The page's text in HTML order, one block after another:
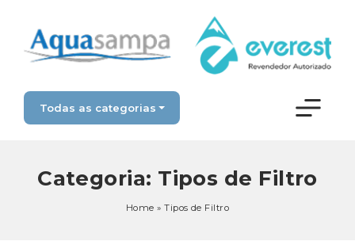
Todas as categorias
Categoria: Tipos de Filtro
Home »Tipos de Filtro